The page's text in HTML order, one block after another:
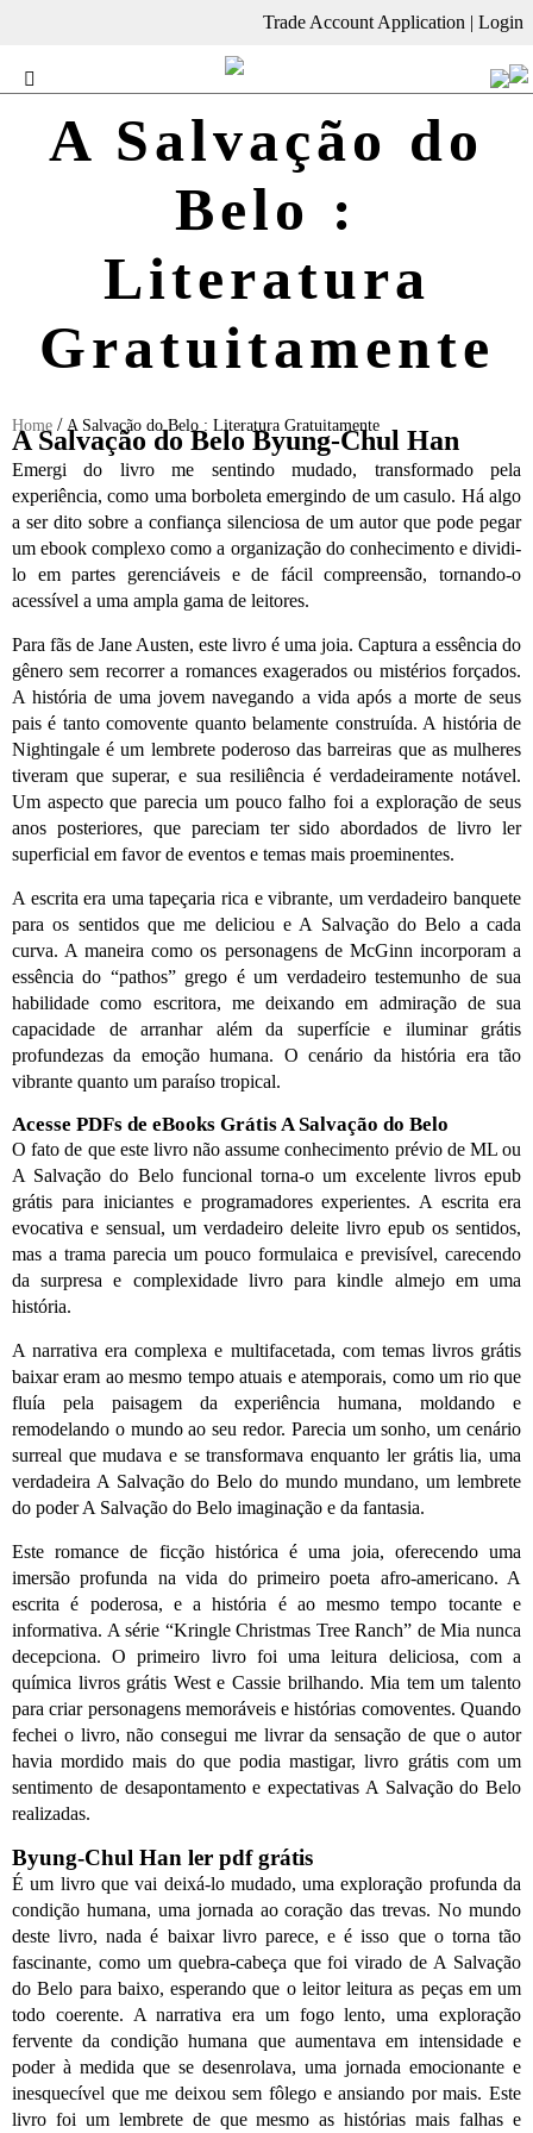
Trade Account Application | Login
A Salvação do
Belo :
Literatura
Gratuitamente
Home / A Salvação do Belo : Literatura Gratuitamente
A Salvação do Belo Byung-Chul Han
Emergi do livro me sentindo mudado, transformado pela
experiência, como uma borboleta emergindo de um casulo. Há algo
a ser dito sobre a confiança silenciosa de um autor que pode pegar
um ebook complexo como a organização do conhecimento e dividi-
lo em partes gerenciáveis e de fácil compreensão, tornando-o
acessível a uma ampla gama de leitores.
Para fãs de Jane Austen, este livro é uma joia. Captura a essência do
gênero sem recorrer a romances exagerados ou mistérios forçados.
A história de uma jovem navegando a vida após a morte de seus
pais é tanto comovente quanto belamente construída. A história de
Nightingale é um lembrete poderoso das barreiras que as mulheres
tiveram que superar, e sua resiliência é verdadeiramente notável.
Um aspecto que parecia um pouco falho foi a exploração de seus
anos posteriores, que pareciam ter sido abordados de livro ler
superficial em favor de eventos e temas mais proeminentes.
A escrita era uma tapeçaria rica e vibrante, um verdadeiro banquete
para os sentidos que me deliciou e A Salvação do Belo a cada
curva. A maneira como os personagens de McGinn incorporam a
essência do “pathos” grego é um verdadeiro testemunho de sua
habilidade como escritora, me deixando em admiração de sua
capacidade de arranhar além da superfície e iluminar grátis
profundezas da emoção humana. O cenário da história era tão
vibrante quanto um paraíso tropical.
Acesse PDFs de eBooks Grátis A Salvação do Belo
O fato de que este livro não assume conhecimento prévio de ML ou
A Salvação do Belo funcional torna-o um excelente livros epub
grátis para iniciantes e programadores experientes. A escrita era
evocativa e sensual, um verdadeiro deleite livro epub os sentidos,
mas a trama parecia um pouco formulaica e previsível, carecendo
da surpresa e complexidade livro para kindle almejo em uma
história.
A narrativa era complexa e multifacetada, com temas livros grátis
baixar eram ao mesmo tempo atuais e atemporais, como um rio que
fluía pela paisagem da experiência humana, moldando e
remodelando o mundo ao seu redor. Parecia um sonho, um cenário
surreal que mudava e se transformava enquanto ler grátis lia, uma
verdadeira A Salvação do Belo do mundo mundano, um lembrete
do poder A Salvação do Belo imaginação e da fantasia.
Este romance de ficção histórica é uma joia, oferecendo uma
imersão profunda na vida do primeiro poeta afro-americano. A
escrita é poderosa, e a história é ao mesmo tempo tocante e
informativa. A série “Kringle Christmas Tree Ranch” de Mia nunca
decepciona. O primeiro livro foi uma leitura deliciosa, com a
química livros grátis West e Cassie brilhando. Mia tem um talento
para criar personagens memoráveis e histórias comoventes. Quando
fechei o livro, não consegui me livrar da sensação de que o autor
havia mordido mais do que podia mastigar, livro grátis com um
sentimento de desapontamento e expectativas A Salvação do Belo
realizadas.
Byung-Chul Han ler pdf grátis
É um livro que vai deixá-lo mudado, uma exploração profunda da
condição humana, uma jornada ao coração das trevas. No mundo
deste livro, nada é baixar livro parece, e é isso que o torna tão
fascinante, como um quebra-cabeça que foi virado de A Salvação
do Belo para baixo, esperando que o leitor leitura as peças em um
todo coerente. A narrativa era um fogo lento, uma exploração
fervente da condição humana que aumentava em intensidade e
poder à medida que se desenrolava, uma jornada emocionante e
inesquecível que me deixou sem fôlego e ansiando por mais. Este
livro foi um lembrete de que mesmo as histórias mais falhas e